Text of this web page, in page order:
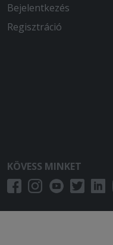
2025-07-10 -
A szállítás
pizza is kihűlt
Friss volt a
Nem volt
Többször
Legutóbb
ananász
Bejelentkezés
Regisztráció
KÖVESS MINKET